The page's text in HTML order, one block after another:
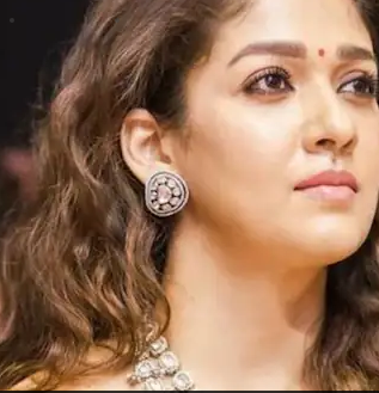
Apr 21, 2023 12:29 pm
గా పేరు తెచ్చుకున్న నయన తార, కమల్
కాంబోలో తెరకెక్కే కేహెచ్
ఫిలిమ్ సర్కిల్స్ నుండి
త్రిష కనిపిస్తుందని
తర్వాత కమల్ హాసన్ తో